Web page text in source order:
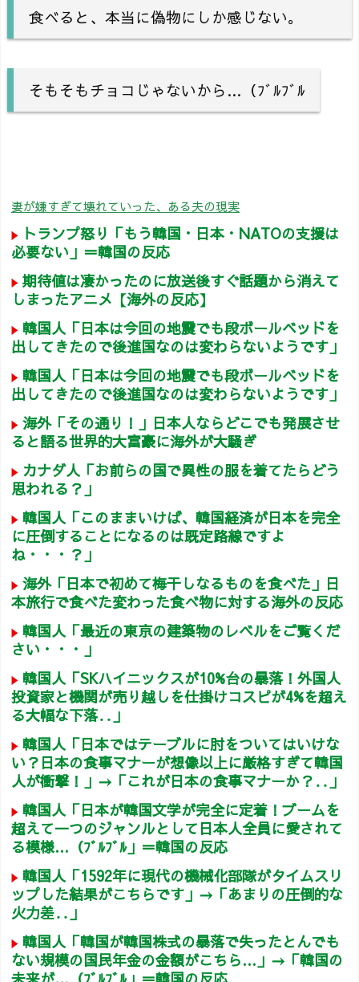
食べると、本当に偽物にしか感じない。
そもそもチョコじゃないから…（ﾌﾞﾙﾌﾞﾙ
妻が嫌すぎて壊れていった、ある夫の現実
トランプ怒り「もう韓国・日本・NATOの支援は
必要ない」＝韓国の反応
期待値は凄かったのに放送後すぐ話題から消えて
しまったアニメ【海外の反応】
韓国人「日本は今回の地震でも段ボールベッドを
出してきたので後進国なのは変わらないようです」
韓国人「日本は今回の地震でも段ボールベッドを
出してきたので後進国なのは変わらないようです」
海外「その通り！」日本人ならどこでも発展させ
ると語る世界的大富豪に海外が大騒ぎ
カナダ人「お前らの国で異性の服を着てたらどう
思われる？」
韓国人「このままいけば、韓国経済が日本を完全
に圧倒することになるのは既定路線ですよ
ね・・・？」
海外「日本で初めて梅干しなるものを食べた」日
本旅行で食べた変わった食べ物に対する海外の反応
韓国人「最近の東京の建築物のレベルをご覧くだ
さい・・・」
韓国人「SKハイニックスが10%台の暴落！外国人
投資家と機関が売り越しを仕掛けコスピが4%を超え
る大幅な下落‥」
韓国人「日本ではテーブルに肘をついてはいけな
い？日本の食事マナーが想像以上に厳格すぎて韓国
人が衝撃！」→「これが日本の食事マナーか？‥」
韓国人「日本が韓国文学が完全に定着！ブームを
超えて一つのジャンルとして日本人全員に愛されて
る模様…（ﾌﾞﾙﾌﾞﾙ」＝韓国の反応
韓国人「1592年に現代の機械化部隊がタイムスリ
ップした結果がこちらです」→「あまりの圧倒的な
火力差‥」
韓国人「韓国が韓国株式の暴落で失ったとんでも
ない規模の国民年金の金額がこちら…」→「韓国の